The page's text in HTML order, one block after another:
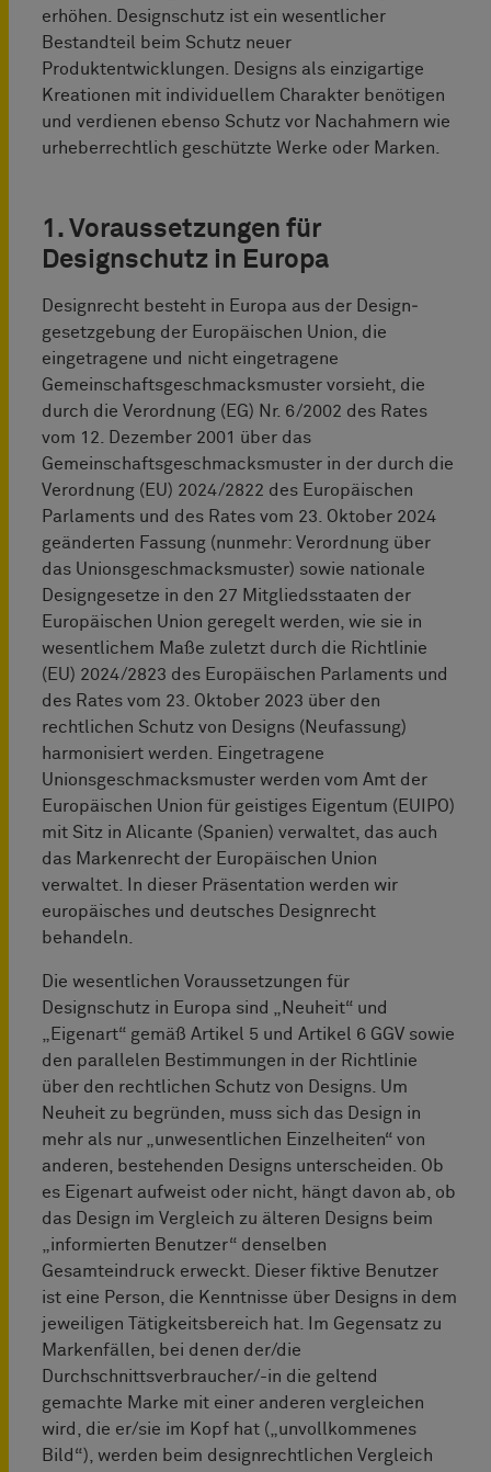
erhöhen. Designschutz ist ein wesentlicher
Bestandteil beim Schutz neuer
Produktentwicklungen. Designs als einzigartige
Kreationen mit individuellem Charakter benötigen
und verdienen ebenso Schutz vor Nachahmern wie
urheberrechtlich geschützte Werke oder Marken.
1. Voraussetzungen für
Designschutz in Europa
Designrecht besteht in Europa aus der Design­
gesetzgebung der Europäischen Union, die
eingetragene und nicht eingetragene
Gemeinschaftsgeschmacksmuster vorsieht, die
durch die Verordnung (EG) Nr. 6/2002 des Rates
vom 12. Dezember 2001 über das
Gemeinschaftsgeschmacksmuster in der durch die
Verordnung (EU) 2024/2822 des Europäischen
Parlaments und des Rates vom 23. Oktober 2024
geänderten Fassung (nunmehr: Verordnung über
das Unionsgeschmacksmuster) sowie nationale
Designgesetze in den 27 Mitgliedsstaaten der
Europäischen Union geregelt werden, wie sie in
wesentlichem Maße zuletzt durch die Richtlinie
(EU) 2024/2823 des Europäischen Parlaments und
des Rates vom 23. Oktober 2023 über den
rechtlichen Schutz von Designs (Neufassung)
harmonisiert werden. Eingetragene
Unionsgeschmacksmuster werden vom Amt der
Europäischen Union für geistiges Eigentum (EUIPO)
mit Sitz in Alicante (Spanien) verwaltet, das auch
das Markenrecht der Europäischen Union
verwaltet. In dieser Präsentation werden wir
europäisches und deutsches Designrecht
behandeln.
Die wesentlichen Voraussetzungen für
Designschutz in Europa sind „Neuheit“ und
„Eigenart“ gemäß Artikel 5 und Artikel 6 GGV sowie
den parallelen Bestimmungen in der Richtlinie
über den rechtlichen Schutz von Designs. Um
Neuheit zu begründen, muss sich das Design in
mehr als nur „unwesentlichen Einzelheiten“ von
anderen, bestehenden Designs unterscheiden. Ob
es Eigenart aufweist oder nicht, hängt davon ab, ob
das Design im Vergleich zu älteren Designs beim
„informierten Benutzer“ denselben
Gesamteindruck erweckt. Dieser fiktive Benutzer
ist eine Person, die Kenntnisse über Designs in dem
jeweiligen Tätigkeitsbereich hat. Im Gegensatz zu
Markenfällen, bei denen der/die
Durchschnittsverbraucher/-in die geltend
gemachte Marke mit einer anderen vergleichen
wird, die er/sie im Kopf hat („unvollkommenes
Bild“), werden beim design­rechtlichen Vergleich